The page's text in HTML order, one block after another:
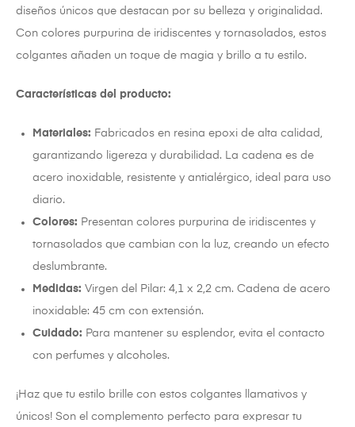
diseños únicos que destacan por su belleza y originalidad.
Con colores purpurina de iridiscentes y tornasolados, estos
colgantes añaden un toque de magia y brillo a tu estilo.
Características del producto:
Materiales: Fabricados en resina epoxi de alta calidad,
garantizando ligereza y durabilidad. La cadena es de
acero inoxidable, resistente y antialérgico, ideal para uso
diario.
Colores: Presentan colores purpurina de iridiscentes y
tornasolados que cambian con la luz, creando un efecto
deslumbrante.
Medidas: Virgen del Pilar: 4,1 x 2,2 cm. Cadena de acero
inoxidable: 45 cm con extensión.
Cuidado: Para mantener su esplendor, evita el contacto
con perfumes y alcoholes.
¡Haz que tu estilo brille con estos colgantes llamativos y
únicos! Son el complemento perfecto para expresar tu